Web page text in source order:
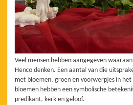
Veel mensen hebben aangegeven
Henco denken. Een aantal van die
met bloemen, groen en voorwerpjes in
bloemen hebben een symbolische
predikant, kerk en geloof.